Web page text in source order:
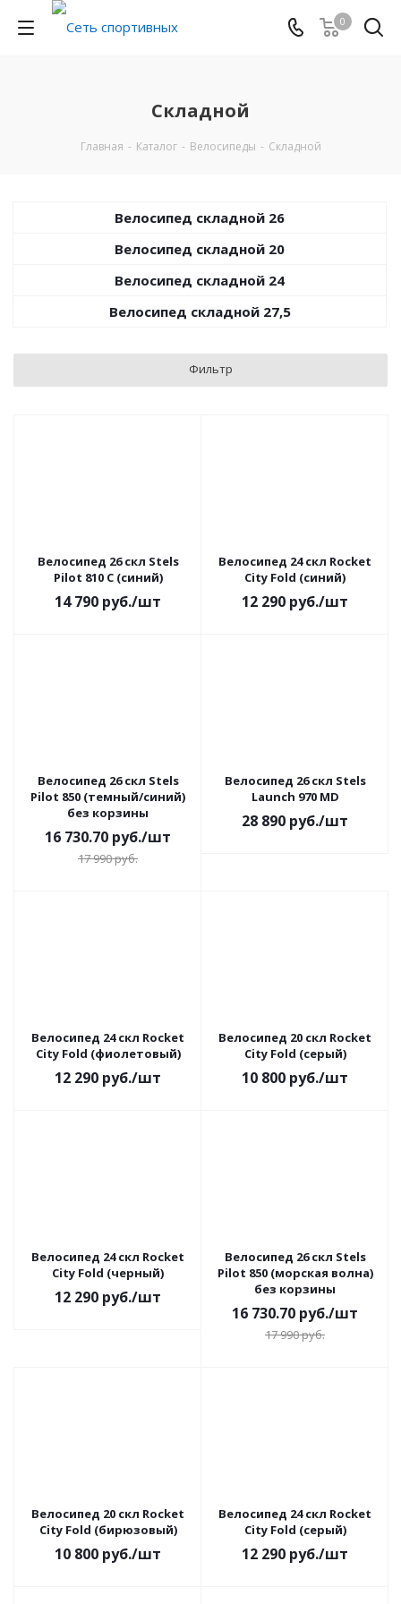
0
Складной
Главная - Каталог - Велосипеды - Складной
Велосипед складной 26
Велосипед складной 20
Велосипед складной 24
Велосипед складной 27,5
Фильтр
Велосипед 26 скл Stels
Pilot 810 С (синий)
14 790 руб./шт
Велосипед 24 скл Rocket
City Fold (синий)
12 290 руб./шт
Велосипед 26 скл Stels
Pilot 850 (темный/синий)
без корзины
16 730.70 руб./шт
17 990руб.
Велосипед 26 скл Stels
Launch 970 MD
28 890 руб./шт
Велосипед 24 скл Rocket
City Fold (фиолетовый)
12 290 руб./шт
Велосипед 20 скл Rocket
City Fold (серый)
10 800 руб./шт
Велосипед 24 скл Rocket
City Fold (черный)
12 290 руб./шт
Велосипед 26 скл Stels
Pilot 850 (морская волна)
без корзины
16 730.70 руб./шт
17 990руб.
Велосипед 20 скл Rocket
City Fold (бирюзовый)
10 800 руб./шт
Велосипед 24 скл Rocket
City Fold (серый)
12 290 руб./шт